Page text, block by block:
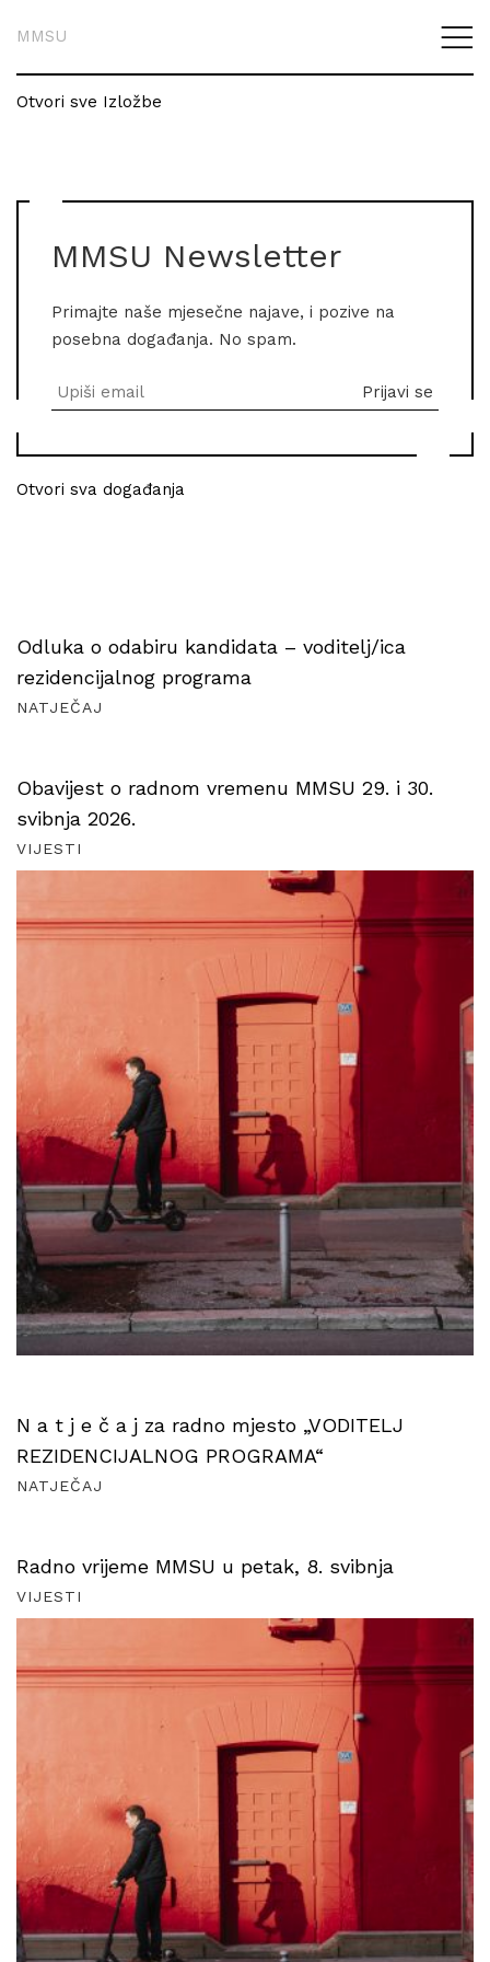
MMSU
Otvori sve Izložbe
MMSU Newsletter
Primajte naše mjesečne najave, i pozive na
posebna događanja. No spam.
Otvori sva događanja
Odluka o odabiru kandidata – voditelj/ica
rezidencijalnog programa
NATJEČAJ
Obavijest o radnom vremenu MMSU 29. i 30.
svibnja 2026.
VIJESTI
N a t j e č a j za radno mjesto „VODITELJ
REZIDENCIJALNOG PROGRAMA“
NATJEČAJ
Radno vrijeme MMSU u petak, 8. svibnja
VIJESTI